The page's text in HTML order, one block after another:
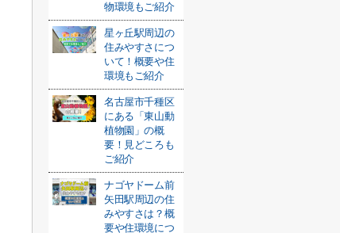
物環境もご紹介
星ヶ丘駅周辺の
住みやすさにつ
いて！概要や住
環境もご紹介
名古屋市千種区
にある「東山動
植物園」の概
要！見どころも
ご紹介
ナゴヤドーム前
矢田駅周辺の住
みやすさは？概
要や住環境につ